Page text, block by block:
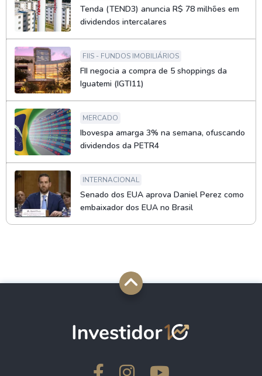
Tenda (TEND3) anuncia R$ 78 milhões em
dividendos intercalares
FIIS - FUNDOS IMOBILIÁRIOS
FII negocia a compra de 5 shoppings da
Iguatemi (IGTI11)
MERCADO
Ibovespa amarga 3% na semana, ofuscando
dividendos da PETR4
INTERNACIONAL
Senado dos EUA aprova Daniel Perez como
embaixador dos EUA no Brasil